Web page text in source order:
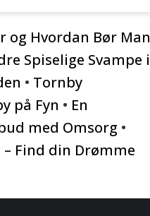
og Hvordan Bør Man
Spiselige Svampe i
• Tornby
på Fyn • En
med Omsorg •
– Find din Drømme